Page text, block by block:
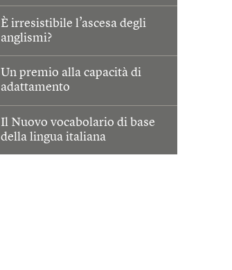
È irresistibile l’ascesa degli
anglismi?
Un premio alla capacità di
adattamento
Il Nuovo vocabolario di base
della lingua italiana